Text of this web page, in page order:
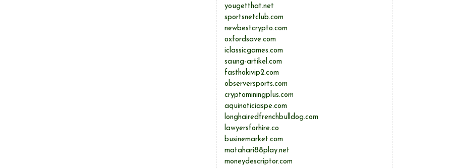
yougetthat.net
sportsnetclub.com
newbestcrypto.com
oxfordsave.com
iclassicgames.com
saung-artikel.com
fasthokivip2.com
observersports.com
cryptominingplus.com
aquinoticiaspe.com
longhairedfrenchbulldog.com
lawyersforhire.co
businemarket.com
matahari88play.net
moneydescriptor.com